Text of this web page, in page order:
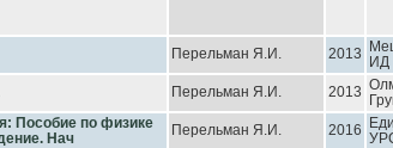
Перельман Я.И. 2013
ИД
Перельман Я.И. 2013
Пособие по физике
Нач
Перельман Я.И. 2016